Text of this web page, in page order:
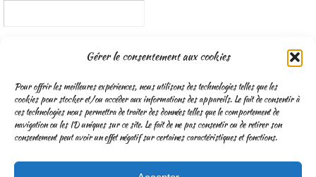
Gérer le consentement aux cookies
Pour offrir les meilleures expériences, nous utilisons des technologies telles que les
cookies pour stocker et/ou accéder aux informations des appareils. Le fait de consentir à
ces technologies nous permettra de traiter des données telles que le comportement de
navigation ou les ID uniques sur ce site. Le fait de ne pas consentir ou de retirer son
consentement peut avoir un effet négatif sur certaines caractéristiques et fonctions.
Nous gardons vos données privées et ne les partageons qu’avec les
tierces parties qui rendent ce service possible.Lisez notre politique de
confidentialité